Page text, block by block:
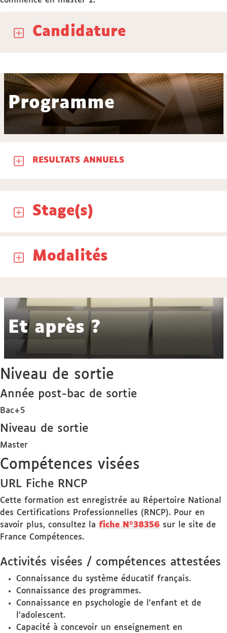
Candidature
Programme
RESULTATS ANNUELS
Stage(s)
Modalités
Et après ?
Niveau de sortie
Année post-bac de sortie
Bac+5
Niveau de sortie
Master
Compétences visées
URL Fiche RNCP
Cette formation est enregistrée au Répertoire National
des Certifications Professionnelles (RNCP). Pour en
savoir plus, consultez la fiche N°38356 sur le site de
France Compétences.
Activités visées / compétences attestées
Connaissance du système éducatif français.
Connaissance des programmes.
Connaissance en psychologie de l’enfant et de
l’adolescent.
Capacité à concevoir un enseignement en